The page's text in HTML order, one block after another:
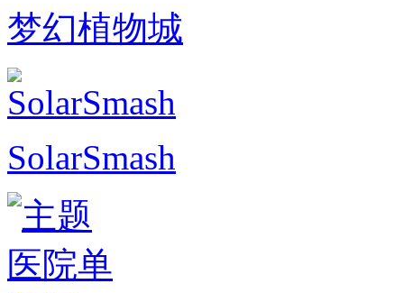
梦幻植物城
SolarSmash